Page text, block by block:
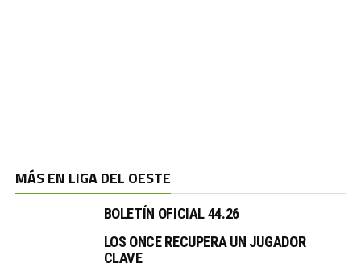
MÁS EN LIGA DEL OESTE
BOLETÍN OFICIAL 44.26
LOS ONCE RECUPERA UN JUGADOR
CLAVE